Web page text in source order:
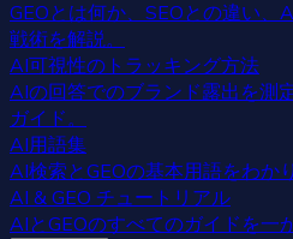
GEOとは何か、SEOとの違い、
戦術を解説。
AI可視性のトラッキング方法
AIの回答でのブランド露出を測
ガイド。
AI用語集
AI検索とGEOの基本用語をわか
AI & GEO チュートリアル
AIとGEOのすべてのガイドを一